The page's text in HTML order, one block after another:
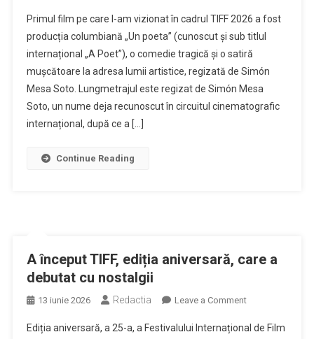
„Un
despre
Primul film pe care l-am vizionat în cadrul TIFF 2026 a fost
producția columbiană „Un poeta” (cunoscut și sub titlul
internațional „A Poet”), o comedie tragică și o satiră
mușcătoare la adresa lumii artistice, regizată de Simón
Mesa Soto. Lungmetrajul este regizat de Simón Mesa
Soto, un nume deja recunoscut în circuitul cinematografic
internațional, după ce a […]
Continue Reading
A început TIFF, ediția aniversară, care a
debutat cu nostalgii
13 iunie 2026 Redactia Leave a Commenton
început
Ediția aniversară, a 25-a, a Festivalului Internațional de Film